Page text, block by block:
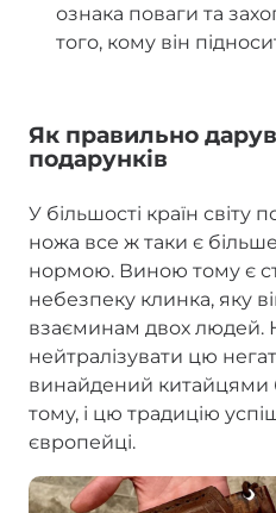
ознака поваги та
того, кому він
Як правильно
подарунків
У більшості країн світу
ножа все ж таки є
нормою. Виною тому є
небезпеку клинка, яку
взаєминам двох людей.
нейтралізувати цю
винайдений китайцями
тому, і цю традицію
європейці.